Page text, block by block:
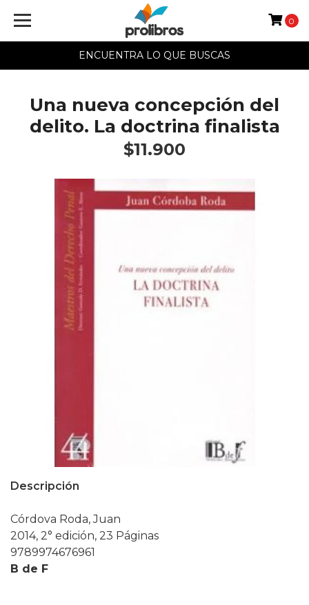
ENCUENTRA LO QUE BUSCAS
0
Una nueva concepción del
delito. La doctrina finalista
$11.900
Descripción
Córdova Roda, Juan
2014, 2° edición, 23 Páginas
9789974676961
B de F